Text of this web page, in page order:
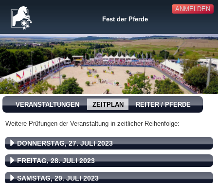
ANMELDEN
Fest der Pferde
VERANSTALTUNGEN ZEITPLAN REITER / PFERDE
Weitere Prüfungen der Veranstaltung in zeitlicher Reihenfolge:
DONNERSTAG, 27. JULI 2023
FREITAG, 28. JULI 2023
SAMSTAG, 29. JULI 2023